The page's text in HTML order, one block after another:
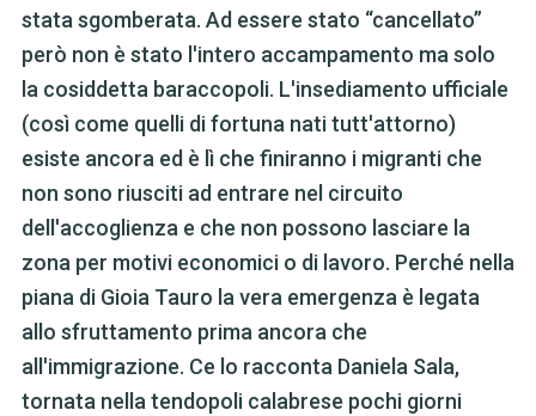
stata sgomberata. Ad essere stato “cancellato”
però non è stato l'intero accampamento ma solo
la cosiddetta baraccopoli. L'insediamento ufficiale
(così come quelli di fortuna nati tutt'attorno)
esiste ancora ed è lì che finiranno i migranti che
non sono riusciti ad entrare nel circuito
dell'accoglienza e che non possono lasciare la
zona per motivi economici o di lavoro. Perché nella
piana di Gioia Tauro la vera emergenza è legata
allo sfruttamento prima ancora che
all'immigrazione. Ce lo racconta Daniela Sala,
tornata nella tendopoli calabrese pochi giorni